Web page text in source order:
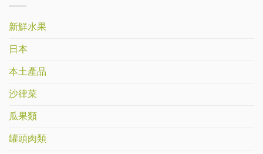
新鮮水果
日本
本土產品
沙律菜
瓜果類
罐頭肉類